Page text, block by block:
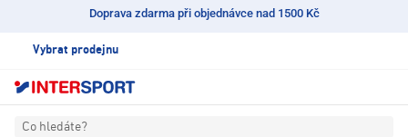
Doprava zdarma při objednávce nad 1500 Kč
Vybrat prodejnu
Co hledáte?